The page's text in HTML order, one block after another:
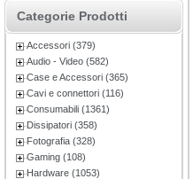
Categorie Prodotti
Accessori (379)
Audio - Video (582)
Case e Accessori (365)
Cavi e connettori (116)
Consumabili (1361)
Dissipatori (358)
Fotografia (328)
Gaming (108)
Hardware (1053)